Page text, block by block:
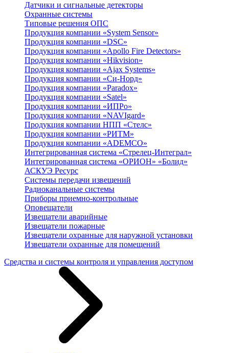
Датчики и сигнальные детекторы
Охранные системы
Типовые решения ОПС
Продукция компании «System Sensor»
Продукция компании «DSC»
Продукция компании «Apollo Fire Detectors»
Продукция компании «Hikvision»
Продукция компании «Ajax Systems»
Продукция компании «Си-Норд»
Продукция компании «Paradox»
Продукция компании «Satel»
Продукция компании «ИПРо»
Продукция компании «NAVIgard»
Продукция компании НПП «Стелс»
Продукция компании «РИТМ»
Продукция компании «ADEMCO»
Интегрированная система «Стрелец-Интеграл»
Интегрированная система «ОРИОН» «Болид»
АСКУЭ Ресурс
Системы передачи извещений
Радиоканальные системы
Приборы приемно-контрольные
Оповещатели
Извещатели аварийные
Извещатели пожарные
Извещатели охранные для наружной установки
Извещатели охранные для помещений
Средства и системы контроля и управления доступом